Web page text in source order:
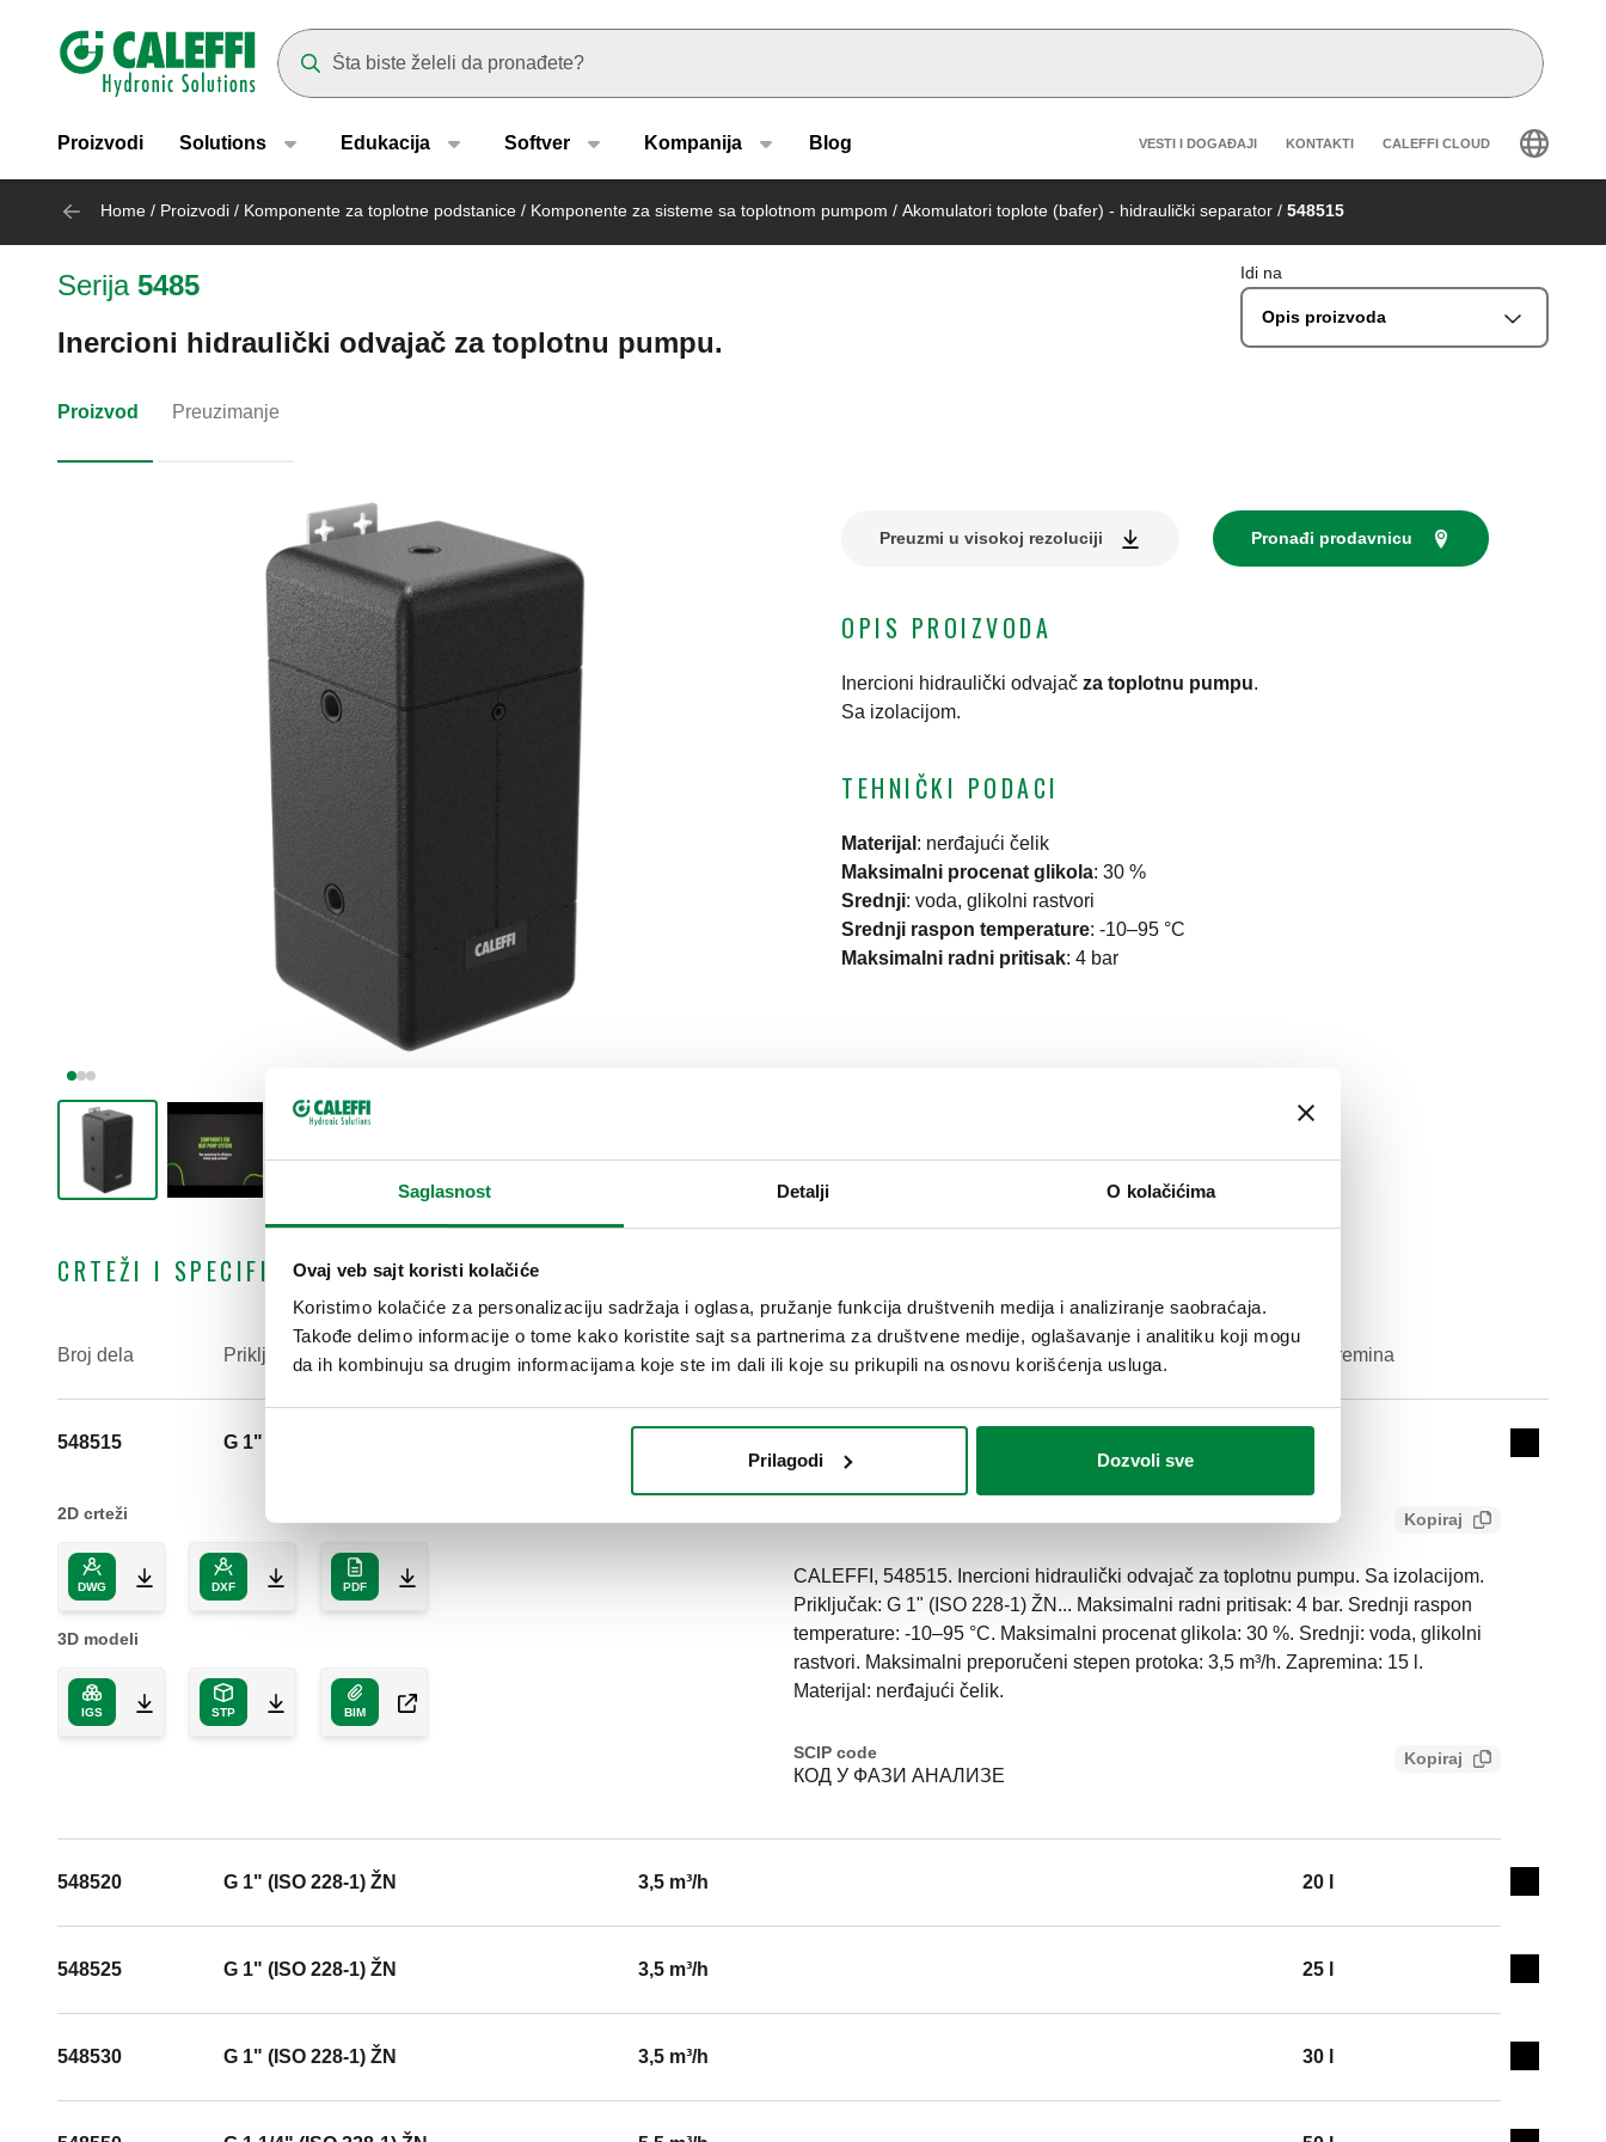
Saglasnost Detalji O kolačićima
Ovaj veb sajt koristi kolačiće
Koristimo kolačiće za personalizaciju sadržaja i oglasa, pružanje funkcija društvenih medija i analiziranje saobraćaja.
Takođe delimo informacije o tome kako koristite sajt sa partnerima za društvene medije, oglašavanje i analitiku koji mogu
da ih kombinuju sa drugim informacijama koje ste im dali ili koje su prikupili na osnovu korišćenja usluga.
Prilagodi Dozvoli sve
Header main navigation
Proizvodi Solutions Edukacija Softver Kompanija Blog Header secondary navigation
VESTI I DOGAĐAJI KONTAKTI CALEFFI CLOUD
Home / Proizvodi / Komponente za toplotne podstanice / Komponente za sisteme sa toplotnom pumpom / Akomulatori toplote (bafer) - hidraulički separator / 548515
Serija 5485
Inercioni hidraulički odvajač za toplotnu pumpu.
Idi na
Opis proizvoda
Proizvod Preuzimanje
Preuzmi u visokoj rezoluciji Pronađi prodavnicu
OPIS PROIZVODA
Inercioni hidraulički odvajač za toplotnu pumpu.
Sa izolacijom.
TEHNIČKI PODACI
Materijal : nerđajući čelik
Maksimalni procenat glikola: 30 %
Srednji: voda, glikolni rastvori
Srednji raspon temperature: -10–95 °C
Maksimalni radni pritisak: 4 bar
CRTEŽI I SPECIFIKACIJE
Broj dela Priključak Maksimalni preporučeni stepen protoka
Zapremina
548515 G 1" (ISO 228-1) ŽN
Collapse
2D crteži
DWG DXF PDF
3D modeli
IGS STP BIM
Kopiraj
CALEFFI, 548515. Inercioni hidraulički odvajač za toplotnu pumpu. Sa izolacijom.
Priključak: G 1" (ISO 228-1) ŽN... Maksimalni radni pritisak: 4 bar. Srednji raspon
temperature: -10–95 °C. Maksimalni procenat glikola: 30 %. Srednji: voda, glikolni
rastvori. Maksimalni preporučeni stepen protoka: 3,5 m³/h. Zapremina: 15 l.
Materijal: nerđajući čelik.
SCIP code
КОД У ФАЗИ АНАЛИЗЕ
Kopiraj
548520 G 1" (ISO 228-1) ŽN 3,5 m³/h 20 l
Expand
548525 G 1" (ISO 228-1) ŽN 3,5 m³/h 25 l
Expand
548530 G 1" (ISO 228-1) ŽN 3,5 m³/h 30 l
Expand